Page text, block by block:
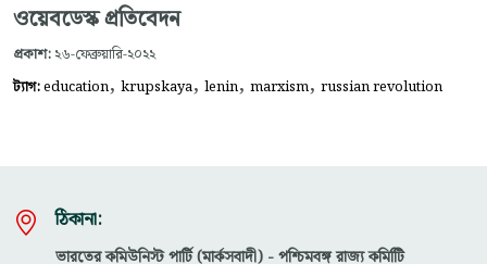
ওয়েবডেস্ক প্রতিবেদন
প্রকাশ: ২৬-ফেব্রুয়ারি-২০২২
ট্যাগ:education, krupskaya, lenin, marxism, russian revolution
ঠিকানা:
ভারতের কমিউনিস্ট পার্টি (মার্কসবাদী) - পশ্চিমবঙ্গ রাজ্য কমিটিি